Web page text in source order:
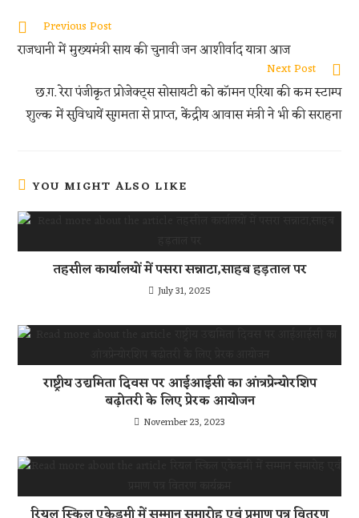
oo
k
ers
A
p
p
t
Previous Post
राजधानी में मुख्यमंत्री साय की चुनावी जन आशीर्वाद यात्रा आज
Next Post
छ.ग. रेरा पंजीकृत प्रोजेक्ट्स सोसायटी को कॉमन एरिया की कम स्टाम्प
शुल्क में सुविधायें सुगमता से प्राप्त, केंद्रीय आवास मंत्री ने भी की सराहना
YOU MIGHT ALSO LIKE
तहसील कार्यालयों में पसरा सन्नाटा,साहब हड़ताल पर
July 31, 2025
राष्ट्रीय उद्यमिता दिवस पर आईआईसी का आंत्रप्रेन्योरशिप
बढ़ोतरी के लिए प्रेरक आयोजन
November 23, 2023